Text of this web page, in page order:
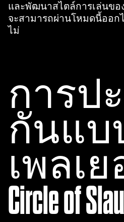
และพัฒนาสไตล์การเล่นข
จะสามารถผ่านโหมดนี้ออก
ไม่
การป
กันแบ
เพลเ
Circle of